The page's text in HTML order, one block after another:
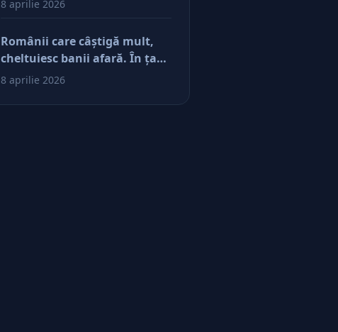
face diferenţa între cine îl
tine în viaţă şi cine i-a făcut
rău
8 aprilie 2026
Românii care câştigă mult,
cheltuiesc banii afară. În ţară
rămâne mărunţişul
8 aprilie 2026